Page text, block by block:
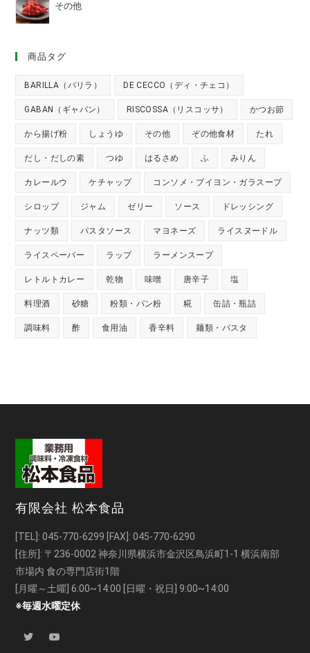
その他
商品タグ
BARILLA（バリラ） DE CECCO（ディ・チェコ）
GABAN（ギャバン） RISCOSSA（リスコッサ） かつお節
から揚げ粉 しょうゆ その他 ぞの他食材 たれ
だし・だしの素 つゆ はるさめ ふ みりん
カレールウ ケチャップ コンソメ・ブイヨン・ガラスープ
シロップ ジャム ゼリー ソース ドレッシング
ナッツ類 パスタソース マヨネーズ ライスヌードル
ライスペーパー ラップ ラーメンスープ
レトルトカレー 乾物 味噌 唐辛子 塩
料理酒 砂糖 粉類・パン粉 糀 缶詰・瓶詰
調味料 酢 食用油 香辛料 麺類・パスタ
有限会社 松本食品
[TEL]:045-770-6299 [FAX]: 045-770-6290
[住所]: 〒236-0002 神奈川県横浜市金沢区鳥浜町1-1 横浜南部
市場内 食の専門店街1階
[月曜～土曜] 6:00~14:00 [日曜・祝日] 9:00~14:00
※毎週水曜定休